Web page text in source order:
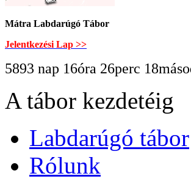
Mátra Labdarúgó Tábor
Jelentkezési Lap >>
5893 nap 16óra 26perc
A tábor kezdetéig
Labdarúgó tábor
Rólunk